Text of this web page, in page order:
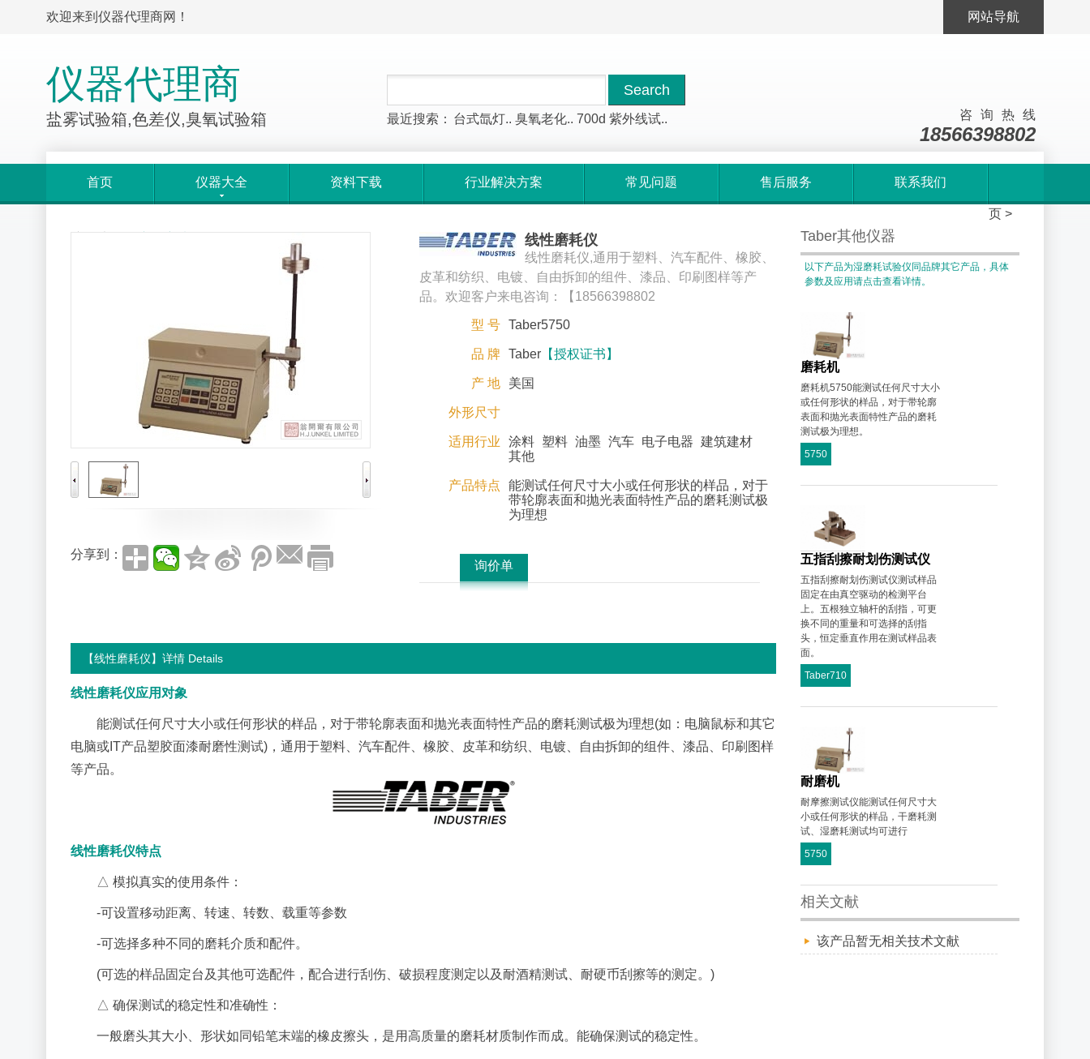
网站导航
欢迎来到仪器代理商网！
仪器代理商
盐雾试验箱,色差仪,臭氧试验箱 最近搜索： 台式氙灯.. 臭氧老化.. 700d 紫外线试.. 咨询热线
18566398802
首页 仪器大全 资料下载 行业解决方案 常见问题 售后服务 联系我们
页 >
分享到：
线性磨耗仪
线性磨耗仪,通用于塑料、汽车配件、橡胶、
皮革和纺织、电镀、自由拆卸的组件、漆品、印刷图样等产
品。欢迎客户来电咨询：【18566398802
型 号 Taber5750
品 牌 Taber 【授权证书】
产 地 美国
外形尺寸
适用行业 涂料 塑料 油墨 汽车 电子电器 建筑建材
其他
产品特点
能测试任何尺寸大小或任何形状的样品，对于
带轮廓表面和抛光表面特性产品的磨耗测试极
为理想
询价单
【线性磨耗仪】详情 Details
线性磨耗仪应用对象
能测试任何尺寸大小或任何形状的样品，对于带轮廓表面和抛光表面特性产品的磨耗测试极为理想(如：电脑鼠标和其它
电脑或IT产品塑胶面漆耐磨性测试)，通用于塑料、汽车配件、橡胶、皮革和纺织、电镀、自由拆卸的组件、漆品、印刷图样
等产品。
线性磨耗仪特点
△ 模拟真实的使用条件：
-可设置移动距离、转速、转数、载重等参数
-可选择多种不同的磨耗介质和配件。
(可选的样品固定台及其他可选配件，配合进行刮伤、破损程度测定以及耐酒精测试、耐硬币刮擦等的测定。)
△ 确保测试的稳定性和准确性：
一般磨头其大小、形状如同铅笔末端的橡皮擦头，是用高质量的磨耗材质制作而成。能确保测试的稳定性。
Taber其他仪器
以下产品为湿磨耗试验仪同品牌其它产品，具体
参数及应用请点击查看详情。
磨耗机
磨耗机5750能测试任何尺寸大小
或任何形状的样品，对于带轮廓
表面和抛光表面特性产品的磨耗
测试极为理想。
5750
五指刮擦耐划伤测试仪
五指刮擦耐划伤测试仪测试样品
固定在由真空驱动的检测平台
上。五根独立轴杆的刮指，可更
换不同的重量和可选择的刮指
头，恒定垂直作用在测试样品表
面。
Taber710
耐磨机
耐摩擦测试仪能测试任何尺寸大
小或任何形状的样品，干磨耗测
试、湿磨耗测试均可进行
5750
相关文献
该产品暂无相关技术文献